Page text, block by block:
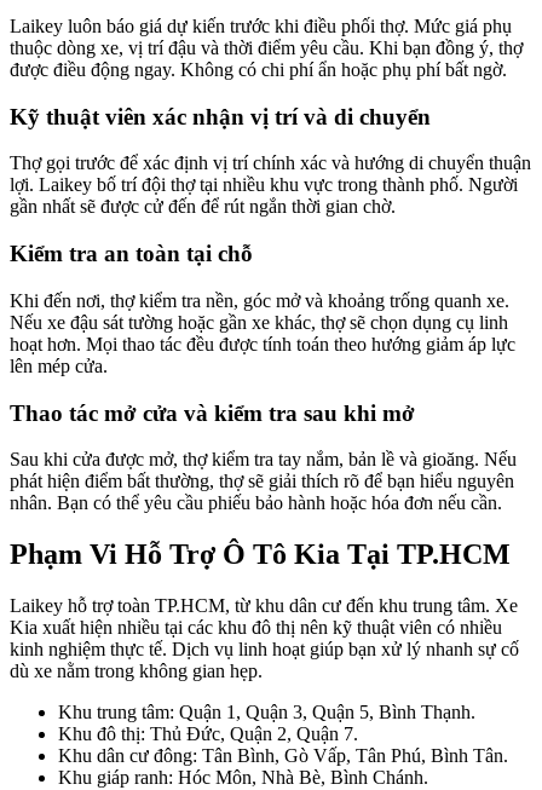
Laikey luôn báo giá dự kiến trước khi điều phối thợ. Mức giá phụ
thuộc dòng xe, vị trí đậu và thời điểm yêu cầu. Khi bạn đồng ý, thợ
được điều động ngay. Không có chi phí ẩn hoặc phụ phí bất ngờ.
Kỹ thuật viên xác nhận vị trí và di chuyển
Thợ gọi trước để xác định vị trí chính xác và hướng di chuyển thuận
lợi. Laikey bố trí đội thợ tại nhiều khu vực trong thành phố. Người
gần nhất sẽ được cử đến để rút ngắn thời gian chờ.
Kiểm tra an toàn tại chỗ
Khi đến nơi, thợ kiểm tra nền, góc mở và khoảng trống quanh xe.
Nếu xe đậu sát tường hoặc gần xe khác, thợ sẽ chọn dụng cụ linh
hoạt hơn. Mọi thao tác đều được tính toán theo hướng giảm áp lực
lên mép cửa.
Thao tác mở cửa và kiểm tra sau khi mở
Sau khi cửa được mở, thợ kiểm tra tay nắm, bản lề và gioăng. Nếu
phát hiện điểm bất thường, thợ sẽ giải thích rõ để bạn hiểu nguyên
nhân. Bạn có thể yêu cầu phiếu bảo hành hoặc hóa đơn nếu cần.
Phạm Vi Hỗ Trợ Ô Tô Kia Tại TP.HCM
Laikey hỗ trợ toàn TP.HCM, từ khu dân cư đến khu trung tâm. Xe
Kia xuất hiện nhiều tại các khu đô thị nên kỹ thuật viên có nhiều
kinh nghiệm thực tế. Dịch vụ linh hoạt giúp bạn xử lý nhanh sự cố
dù xe nằm trong không gian hẹp.
Khu trung tâm: Quận 1, Quận 3, Quận 5, Bình Thạnh.
Khu đô thị: Thủ Đức, Quận 2, Quận 7.
Khu dân cư đông: Tân Bình, Gò Vấp, Tân Phú, Bình Tân.
Khu giáp ranh: Hóc Môn, Nhà Bè, Bình Chánh.